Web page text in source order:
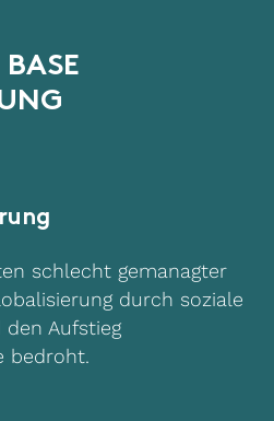
BASE
NG
schlecht gemanagter
durch soziale
Aufstieg
bedroht.